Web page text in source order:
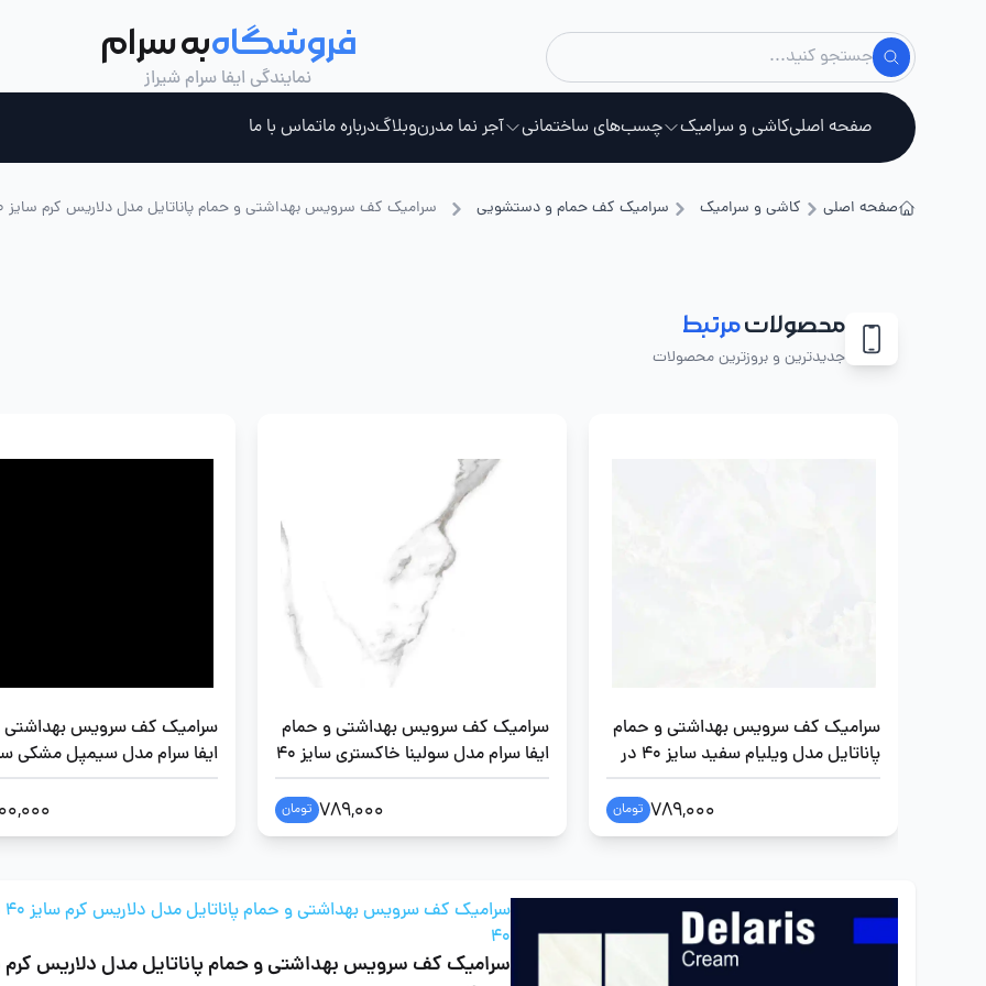
فروشگاهبه سرام
نمایندگی ایفا سرام شیراز
صفحه اصلیکاشی و سرامیک چسب‌های ساختمانی آجر نما مدرنوبلاگدرباره ماتماس با ما
صفحه اصلی کاشی و سرامیک سرامیک کف حمام و دستشویی سرامیک کف سرویس بهداشتی و حمام پاناتایل مدل دلاریس کرم سایز 40 در 40
محصولاتمرتبط
جدیدترین و بروزترین محصولات
سرامیک کف سرویس بهداشتی و حمام
پاناتایل مدل ویلیام سفید سایز 40 در
40
789,000 تومان
سرامیک کف سرویس بهداشتی و حمام
ایفا سرام مدل سولینا خاکستری سایز 40
در 40
789,000 تومان
سرامیک کف سرویس بهداشتی
در 40
40